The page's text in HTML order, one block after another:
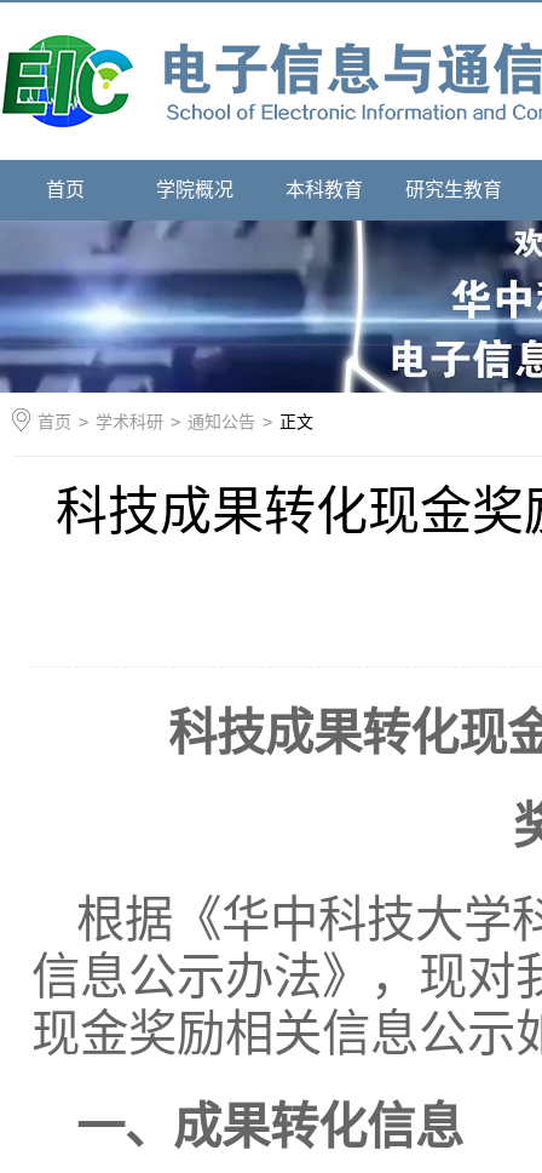
首页 学院概况 本科教育 研究生教育
首页 > 学术科研 > 通知公告 > 正文
科技成果转化现金
科技成果转化现
根据《华中科技大学
信息公示办法》，现对
现金奖励相关信息公示
一、成果转化信息